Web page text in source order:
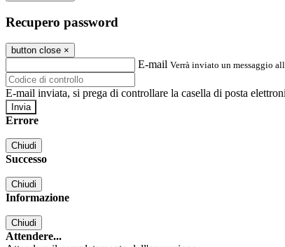
Recupero password
button close ×
E-mail Verrà inviato un messaggio
E-mail inviata, si prega di controllare la casella di posta
Errore
Chiudi
Successo
Chiudi
Informazione
Chiudi
Attendere...